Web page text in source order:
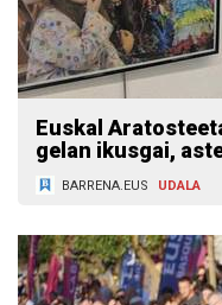
Euskal
gelan ikusgai,
BARRENA.EUS UDALA